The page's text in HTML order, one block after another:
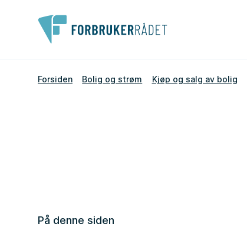
Forsiden Bolig og strøm Kjøp og salg av bolig
På denne siden